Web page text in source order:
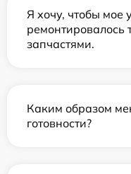
Я хочу, чтобы мое
ремонтировалось
запчастями.
Каким образом
готовности?